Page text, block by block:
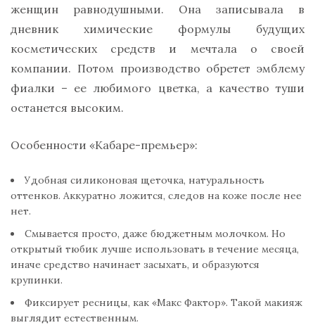
женщин равнодушными. Она записывала в
дневник химические формулы будущих
косметических средств и мечтала о своей
компании. Потом производство обретет эмблему
фиалки – ее любимого цветка, а качество туши
останется высоким.
Особенности «Кабаре-премьер»:
Удобная силиконовая щеточка, натуральность
оттенков. Аккуратно ложится, следов на коже после нее
нет.
Смывается просто, даже бюджетным молочком. Но
открытый тюбик лучше использовать в течение месяца,
иначе средство начинает засыхать, и образуются
крупинки.
Фиксирует ресницы, как «Макс Фактор». Такой макияж
выглядит естественным.